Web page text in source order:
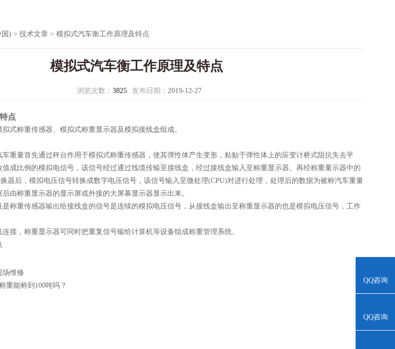
国) > 技术文章 > 模拟式汽车衡工作原理及特点
模拟式汽车衡工作原理及特点
浏览次数： 3825 发布日期： 2019-12-27
点
式称重传感器、模拟式称重显示器及模拟接线盒组成。
重量首先通过秤台作用于模拟式称重传感器，使其弹性体产生变形，粘贴于弹性体上的应变计桥式阻抗失去平
成比例的模拟电信号，该信号经过通过线缆传输至接线盒，经过接线盒输入至称重显示器。再经称重量示器中的
器后，模拟电压信号转换成数字电压信号，该信号输入至微处理(CPU)对进行处理，处理后的数据为被称汽车重量
由称重显示器的显示屏或外接的大屏幕显示器显示出来。
称重传感器输出给接线盒的信号是连续的模拟电压信号，从接线盒输出至称重显示器的也是模拟电压信号，工作
接，称重显示器可同时把重复信号输给计算机等设备组成称重管理系统。
场维修
重能称到100吨吗？
QQ咨询
QQ咨询